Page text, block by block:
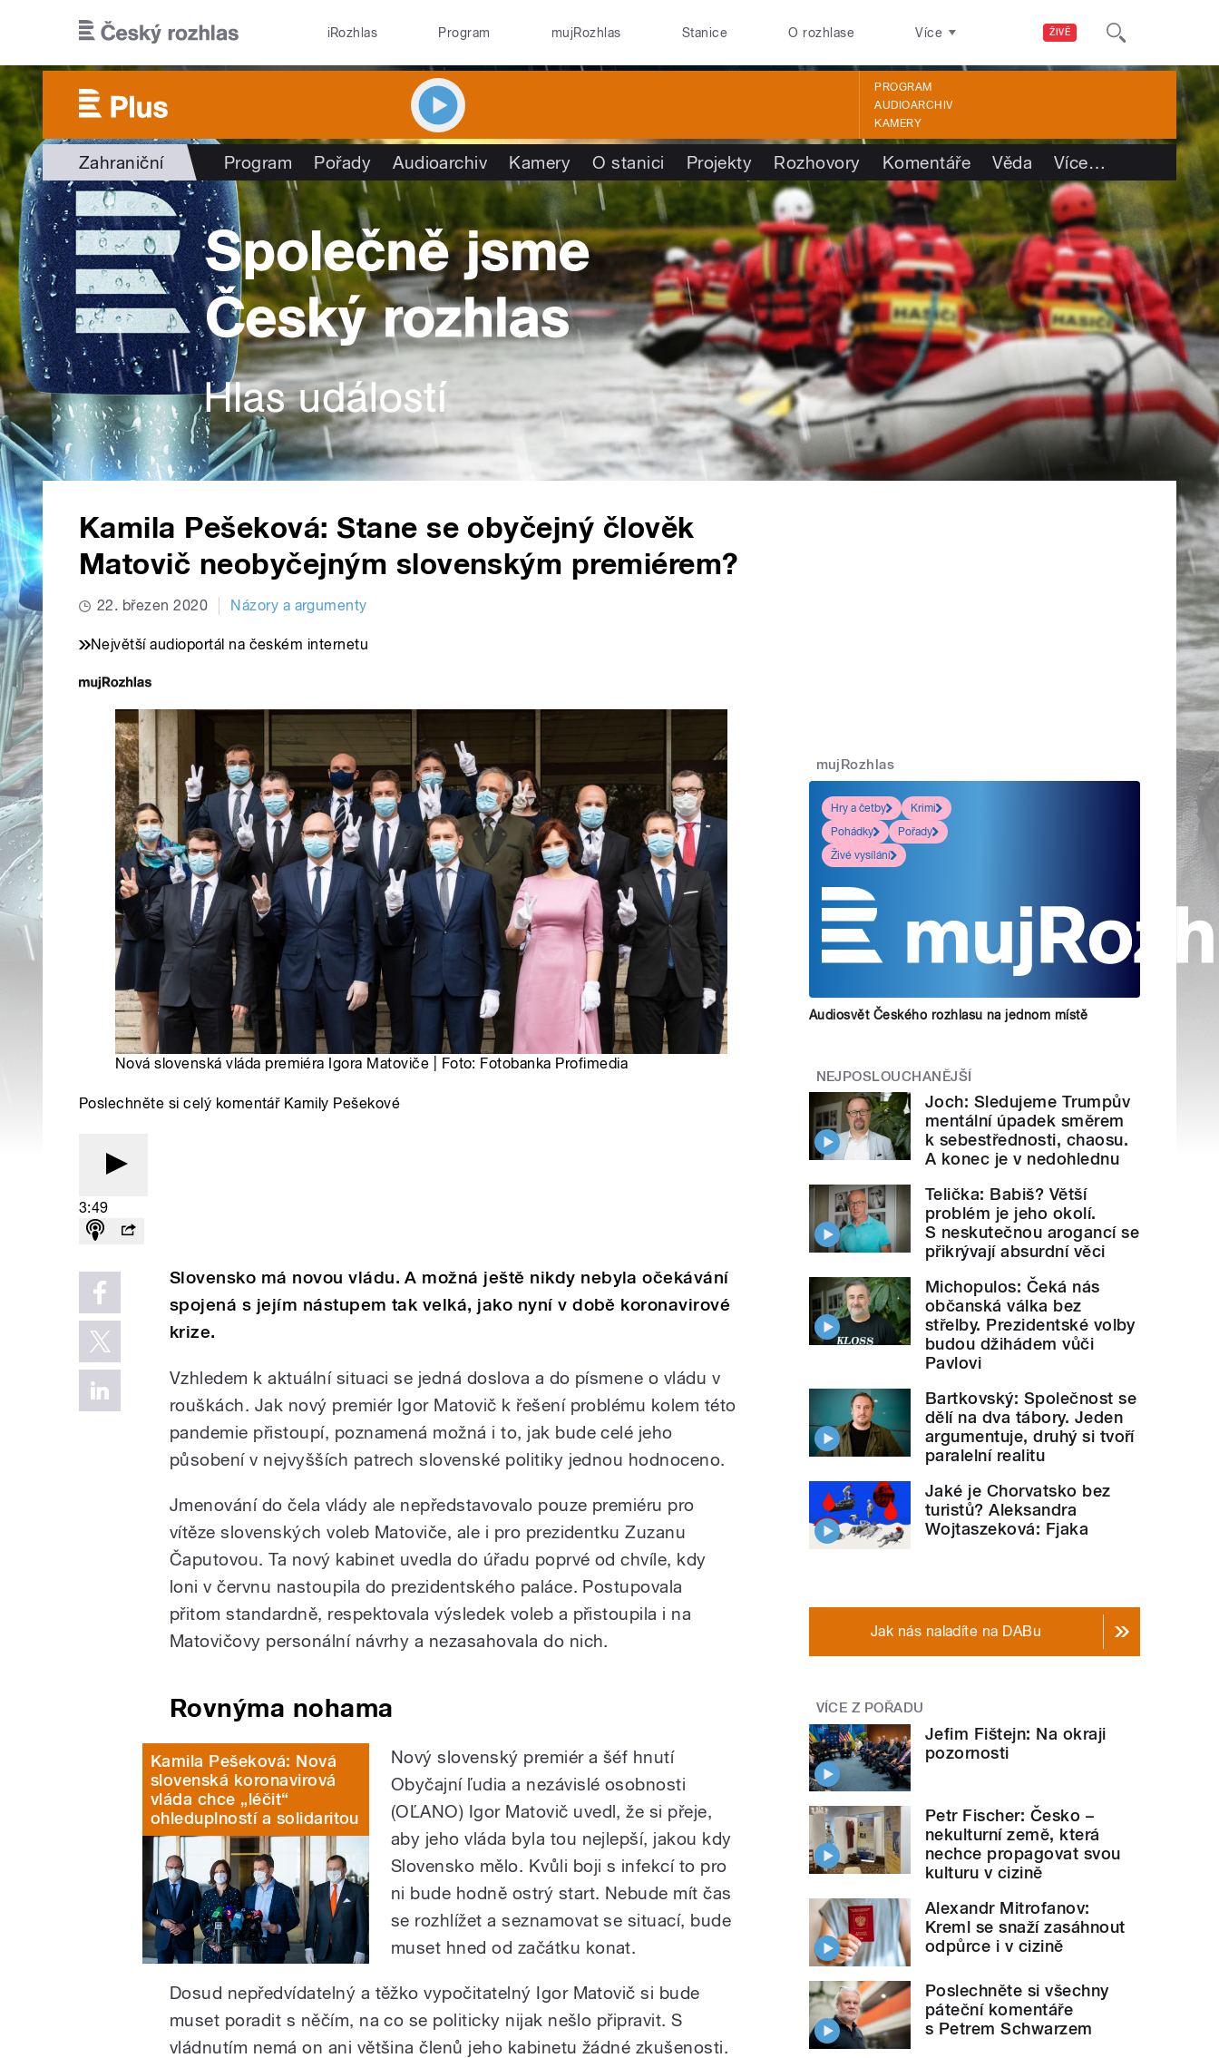
ŽIVĚ
iRozhlas Program mujRozhlas Stanice O rozhlase Více
PROGRAM
AUDIOARCHIV
KAMERY
Zahraniční Program Pořady Audioarchiv Kamery O stanici Projekty Rozhovory Komentáře Věda Více…
Kamila Pešeková: Stane se obyčejný člověk
Matovič neobyčejným slovenským premiérem?
22. březen 2020 Názory a argumenty
Největší audioportál na českém internetu
Nová slovenská vláda premiéra Igora Matoviče | Foto: Fotobanka Profimedia
Poslechněte si celý komentář Kamily Pešekové
3:49
Slovensko má novou vládu. A možná ještě nikdy nebyla očekávání
spojená s jejím nástupem tak velká, jako nyní v době koronavirové
krize.
Vzhledem k aktuální situaci se jedná doslova a do písmene o vládu v
rouškách. Jak nový premiér Igor Matovič k řešení problému kolem této
pandemie přistoupí, poznamená možná i to, jak bude celé jeho
působení v nejvyšších patrech slovenské politiky jednou hodnoceno.
Jmenování do čela vlády ale nepředstavovalo pouze premiéru pro
vítěze slovenských voleb Matoviče, ale i pro prezidentku Zuzanu
Čaputovou. Ta nový kabinet uvedla do úřadu poprvé od chvíle, kdy
loni v červnu nastoupila do prezidentského paláce. Postupovala
přitom standardně, respektovala výsledek voleb a přistoupila i na
Matovičovy personální návrhy a nezasahovala do nich.
Rovnýma nohama
Kamila Pešeková: Nová
slovenská koronavirová
vláda chce „léčit“
ohleduplností a solidaritou
Nový slovenský premiér a šéf hnutí
Obyčajní ľudia a nezávislé osobnosti
(OĽANO) Igor Matovič uvedl, že si přeje,
aby jeho vláda byla tou nejlepší, jakou kdy
Slovensko mělo. Kvůli boji s infekcí to pro
ni bude hodně ostrý start. Nebude mít čas
se rozhlížet a seznamovat se situací, bude
muset hned od začátku konat.
Dosud nepředvídatelný a těžko vypočitatelný Igor Matovič si bude
muset poradit s něčím, na co se politicky nijak nešlo připravit. S
vládnutím nemá on ani většina členů jeho kabinetu žádné zkušenosti.
mujRozhlas
Hry a četby
Krimi
Pohádky
Pořady
Živé vysílání
Audiosvět Českého rozhlasu na jednom místě
NEJPOSLOUCHANĚJŠÍ
Joch: Sledujeme Trumpův
mentální úpadek směrem
k sebestřednosti, chaosu.
A konec je v nedohlednu
Telička: Babiš? Větší
problém je jeho okolí.
S neskutečnou arogancí se
přikrývají absurdní věci
Michopulos: Čeká nás
občanská válka bez
střelby. Prezidentské volby
budou džihádem vůči
Pavlovi
Bartkovský: Společnost se
dělí na dva tábory. Jeden
argumentuje, druhý si tvoří
paralelní realitu
Jaké je Chorvatsko bez
turistů? Aleksandra
Wojtaszeková: Fjaka
Jak nás naladíte na DABu
VÍCE Z POŘADU
Jefim Fištejn: Na okraji
pozornosti
Petr Fischer: Česko –
nekulturní země, která
nechce propagovat svou
kulturu v cizině
Alexandr Mitrofanov:
Kreml se snaží zasáhnout
odpůrce i v cizině
Poslechněte si všechny
páteční komentáře
s Petrem Schwarzem